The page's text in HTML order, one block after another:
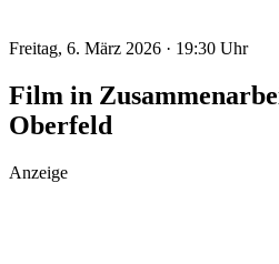
Freitag, 6. März 2026 · 19:30 Uhr
Film in
Oberfeld
Anzeige